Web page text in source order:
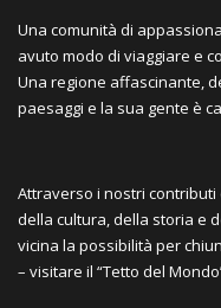
Una comunità di
avuto modo di viaggiare e
Una regione affascinante,
paesaggi e la sua gente è
Attraverso i nostri
della cultura, della storia e
vicina la possibilità per
– visitare il “Tetto del